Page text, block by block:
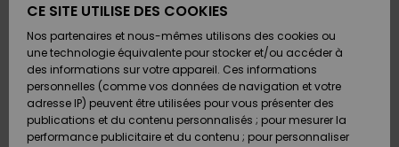
Chaussures
& Tongs
Surf
Chaussures
& Tongs
Surf
FEMME
A
Découvrir
Snow
SURF
Surf
Shop
Enfant
Highlights
SNOW
Snow
Shop
Enfant
Snow
Shop
Femme
Enfant
Outlet
Femme
Retours
Paiement
Carte
CE SITE UTILISE DES COOKIES
Nos partenaires et nous-mêmes utilisons des cookies ou
une technologie équivalente pour stocker et/ou accéder à
des informations sur votre appareil. Ces informations
personnelles (comme vos données de navigation et votre
adresse IP) peuvent être utilisées pour vous présenter des
publications et du contenu personnalisés ; pour mesurer la
performance publicitaire et du contenu ; pour personnaliser